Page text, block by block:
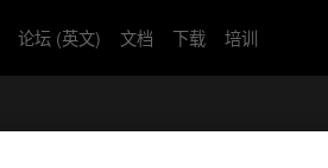
论坛 (英文) 文档 下载 培训